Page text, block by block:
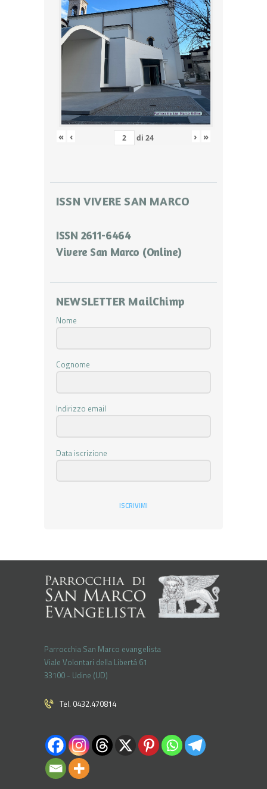
« ‹ di 24 › »
ISSN VIVERE SAN MARCO
ISSN 2611-6464
Vivere San Marco (Online)
NEWSLETTER MailChimp
Nome
Cognome
Indirizzo email
Data iscrizione
ISCRIVIMI
Parrocchia San Marco evangelista
Viale Volontari della Libertá 61
33100 - Udine (UD)
Tel. 0432.470814